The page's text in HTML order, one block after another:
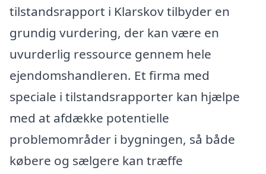
tilstandsrapport i Klarskov tilbyder en
grundig vurdering, der kan være en
uvurderlig ressource gennem hele
ejendomshandleren. Et firma med
speciale i tilstandsrapporter kan hjælpe
med at afdække potentielle
problemområder i bygningen, så både
købere og sælgere kan træffe